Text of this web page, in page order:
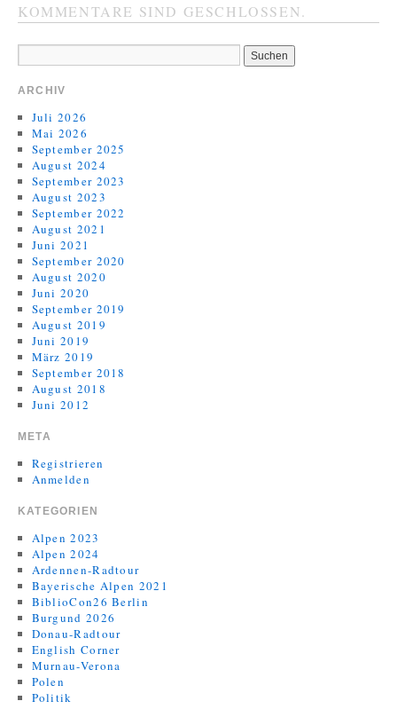
KOMMENTARE SIND GESCHLOSSEN.
ARCHIV
Juli 2026
Mai 2026
September 2025
August 2024
September 2023
August 2023
September 2022
August 2021
Juni 2021
September 2020
August 2020
Juni 2020
September 2019
August 2019
Juni 2019
März 2019
September 2018
August 2018
Juni 2012
META
Registrieren
Anmelden
KATEGORIEN
Alpen 2023
Alpen 2024
Ardennen-Radtour
Bayerische Alpen 2021
BiblioCon26 Berlin
Burgund 2026
Donau-Radtour
English Corner
Murnau-Verona
Polen
Politik